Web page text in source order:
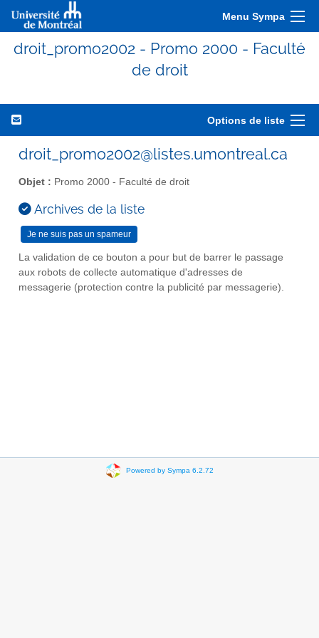
Menu Sympa
droit_promo2002 - Promo 2000 - Faculté
de droit
Options de liste
droit_promo2002@listes.umontreal.ca
Objet : Promo 2000 - Faculté de droit
Archives de la liste
La validation de ce bouton a pour but de barrer le passage
aux robots de collecte automatique d'adresses de
messagerie (protection contre la publicité par messagerie).
Powered by Sympa 6.2.72